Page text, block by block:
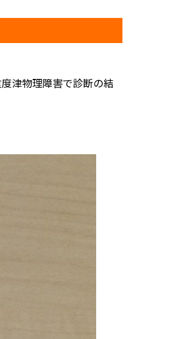
津物理障害で診断の結